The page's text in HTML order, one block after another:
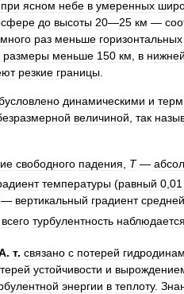
при ясном небе в умеренных
до высоты 20—25 км —
много раз меньше горизонтальных
размеры меньше 150 км в нижней
резкие границы
динамическими и
величиной так
свободного падения Т—
температуры (равный 0 01
— вертикальный градиент средней
всего турбулентность наблюдается
. т. связано с потерей
устойчивости и
энергии в теплоту.